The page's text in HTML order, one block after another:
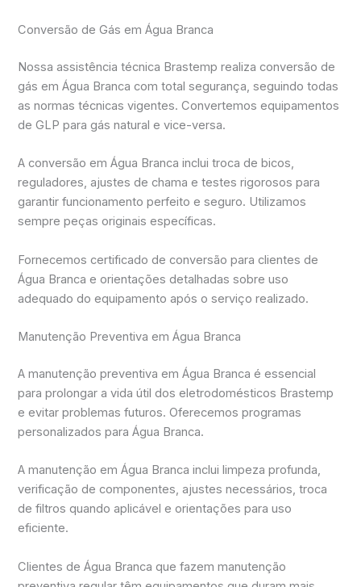
Conversão de Gás em Água Branca
Nossa assistência técnica Brastemp realiza conversão de
gás em Água Branca com total segurança, seguindo todas
as normas técnicas vigentes. Convertemos equipamentos
de GLP para gás natural e vice-versa.
A conversão em Água Branca inclui troca de bicos,
reguladores, ajustes de chama e testes rigorosos para
garantir funcionamento perfeito e seguro. Utilizamos
sempre peças originais específicas.
Fornecemos certificado de conversão para clientes de
Água Branca e orientações detalhadas sobre uso
adequado do equipamento após o serviço realizado.
Manutenção Preventiva em Água Branca
A manutenção preventiva em Água Branca é essencial
para prolongar a vida útil dos eletrodomésticos Brastemp
e evitar problemas futuros. Oferecemos programas
personalizados para Água Branca.
A manutenção em Água Branca inclui limpeza profunda,
verificação de componentes, ajustes necessários, troca
de filtros quando aplicável e orientações para uso
eficiente.
Clientes de Água Branca que fazem manutenção